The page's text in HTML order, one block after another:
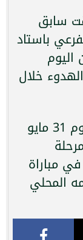
سابق
باستاد
اليوم
خلال
ويستعد الزمالك لمواجهة فاركو يوم 31 مايو
في مباراة
المحلي